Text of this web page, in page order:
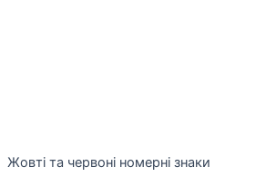
Жовті та червоні номерні знаки